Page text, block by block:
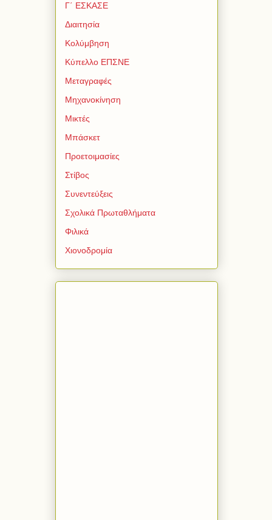
Γ΄ ΕΣΚΑΣΕ
Διαιτησία
Κολύμβηση
Κύπελλο ΕΠΣΝΕ
Μεταγραφές
Μηχανοκίνηση
Μικτές
Μπάσκετ
Προετοιμασίες
Στίβος
Συνεντεύξεις
Σχολικά Πρωταθλήματα
Φιλικά
Χιονοδρομία